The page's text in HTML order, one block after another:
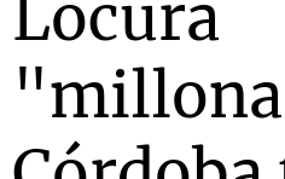
Locura